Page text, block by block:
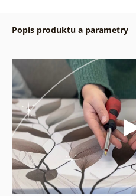
Popis produktu a parametry